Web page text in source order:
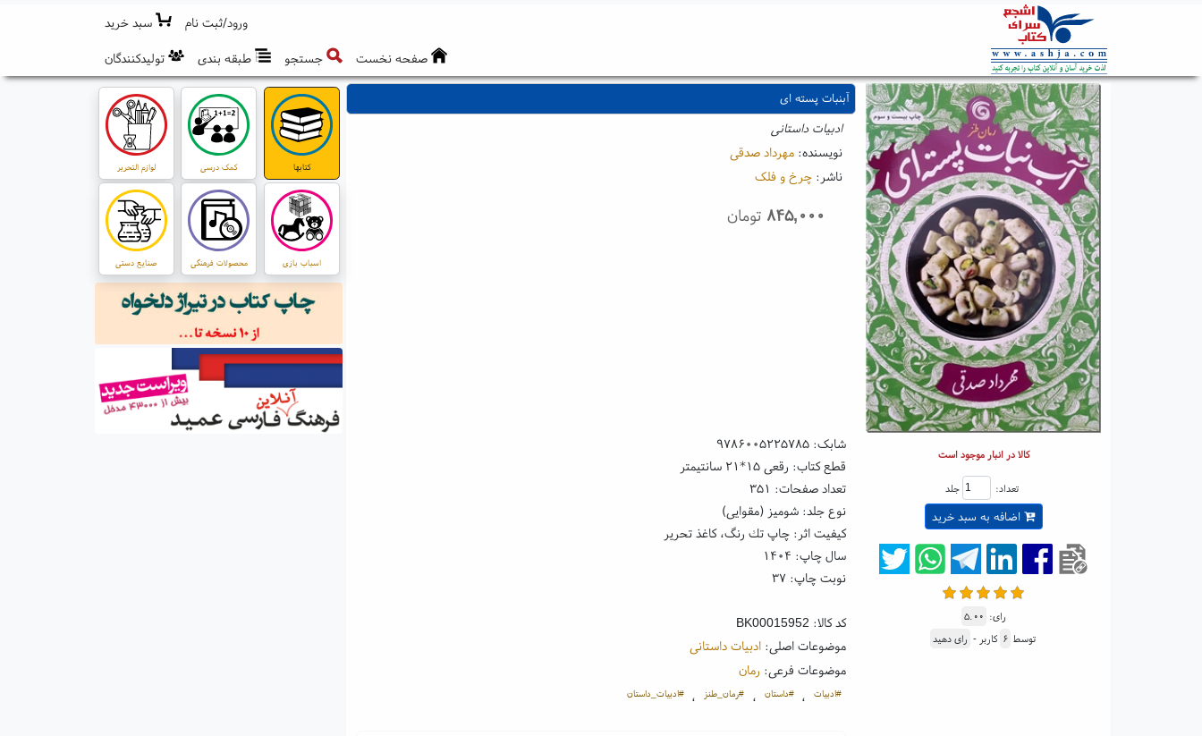
ورود/ثبت نام
سبد خرید
صفحه نخست
جستجو طبقه بندی تولیدکنندگان
آبنبات پسته ای
ادبیات داستانی
نویسنده: مهرداد صدقی
ناشر: چرخ و فلک
۸۴۵,۰۰۰ تومان
کالا در انبار موجود است
تعداد: جلد
اضافه به سبد خرید
رای: ۵.۰۰
توسط ۶ کاربر - رای دهید
شابک:۹۷۸۶۰۰۵۲۲۵۷۸۵
قطع کتاب: رقعی ۱۵*۲۱ سانتیمتر
تعداد صفحات: ۳۵۱
نوع جلد: شومیز (مقوایی)
کیفیت اثر: چاپ تك رنگ، کاغذ تحریر
سال چاپ: ۱۴۰۴
نوبت چاپ: ۳۷
کد کالا: BK00015952
موضوعات اصلی:ادبیات داستانی
موضوعات فرعی: رمان
#ادبیات ، #داستان ، #رمان_طنز ، #ادبیات_داستان
کتابها کمک درسی لوازم التحریر
اسباب بازی محصولات فرهنگی صنایع دستی